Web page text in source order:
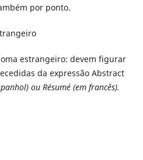
por ponto.
estrangeiro: devem figurar
da expressão Abstract
ou Résumé (em francês).